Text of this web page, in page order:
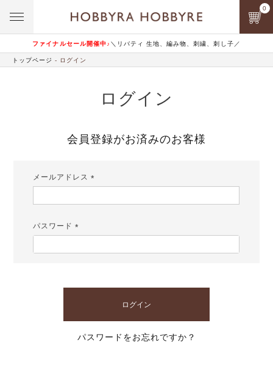
ファイナルセール開催中♪ ＼リバティ 生地、編み物、刺繍、刺し子／
0
トップページ ログイン
ログイン
会員登録がお済みのお客様
メールアドレス
パスワード
ログイン
パスワードをお忘れですか？